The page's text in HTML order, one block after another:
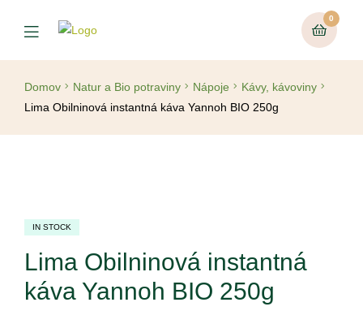
0
Domov Natur a Bio potraviny Nápoje
Kávy, kávoviny
Lima Obilninová instantná káva Yannoh BIO 250g
IN STOCK
Lima Obilninová instantná
káva Yannoh BIO 250g